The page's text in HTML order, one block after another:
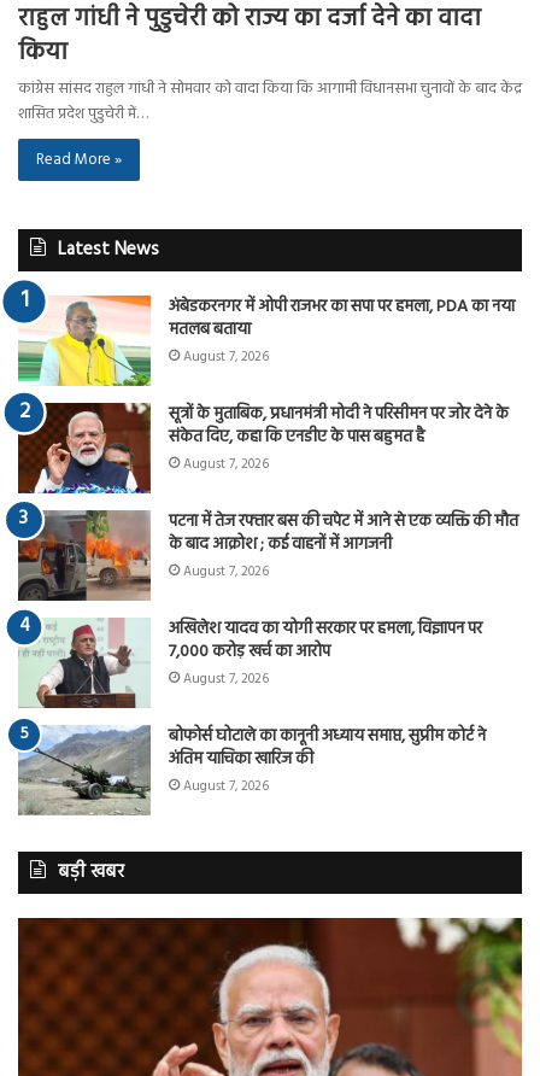
राहुल गांधी ने पुडुचेरी को राज्य का दर्जा देने का वादा
किया
कांग्रेस सांसद राहुल गांधी ने सोमवार को वादा किया कि आगामी विधानसभा चुनावों के बाद केंद्र
शासित प्रदेश पुडुचेरी में…
Read More »
Latest News
अंबेडकरनगर में ओपी राजभर का सपा पर हमला, PDA का नया
मतलब बताया
August 7, 2026
सूत्रों के मुताबिक, प्रधानमंत्री मोदी ने परिसीमन पर जोर देने के
संकेत दिए, कहा कि एनडीए के पास बहुमत है
August 7, 2026
पटना में तेज रफ्तार बस की चपेट में आने से एक व्यक्ति की मौत
के बाद आक्रोश ; कई वाहनों में आगजनी
August 7, 2026
अखिलेश यादव का योगी सरकार पर हमला, विज्ञापन पर
7,000 करोड़ खर्च का आरोप
August 7, 2026
बोफोर्स घोटाले का कानूनी अध्याय समाप्त, सुप्रीम कोर्ट ने
अंतिम याचिका खारिज की
August 7, 2026
बड़ी खबर